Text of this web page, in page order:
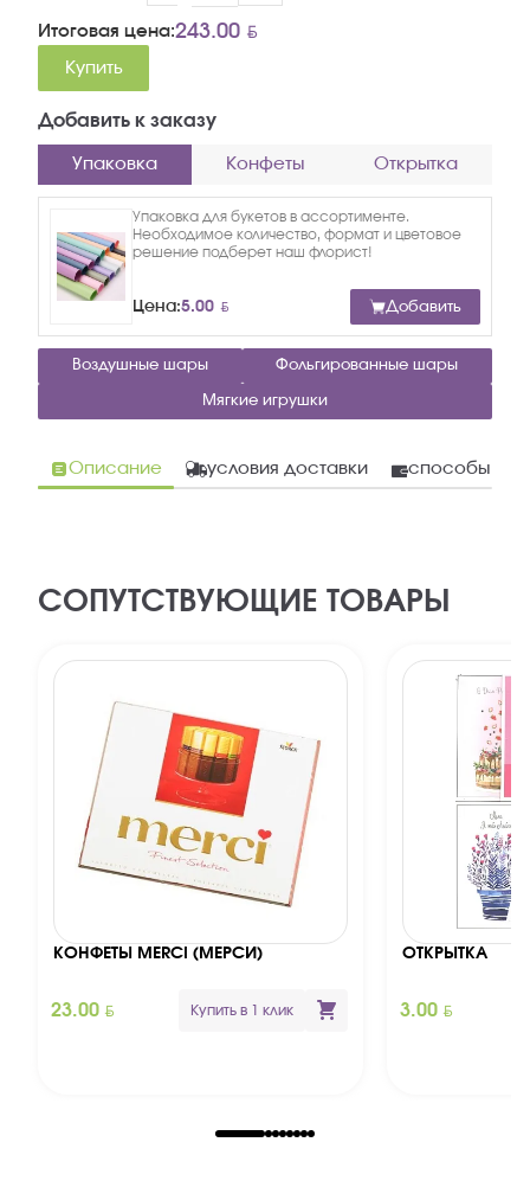
Итоговая цена:243.00 BYN
Купить
Добавить к заказу
Упаковка Конфеты Открытка
Упаковка для букетов в ассортименте.
Необходимое количество, формат и цветовое
решение подберет наш флорист!
Цена:5.00 BYN Добавить
Воздушные шары Фольгированные шары
Мягкие игрушки
Описание условия доставки способы
СОПУТСТВУЮЩИЕ ТОВАРЫ
КОНФЕТЫ MERCI (МЕРСИ)
23.00 BYN Купить в 1 клик
ОТКРЫТКА
3.00 BYN